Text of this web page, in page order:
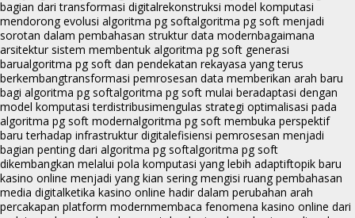
bagian dari transformasi digitalrekonstruksi model komputasi
mendorong evolusi algoritma pg softalgoritma pg soft menjadi
sorotan dalam pembahasan struktur data modernbagaimana
arsitektur sistem membentuk algoritma pg soft generasi
barualgoritma pg soft dan pendekatan rekayasa yang terus
berkembangtransformasi pemrosesan data memberikan arah baru
bagi algoritma pg softalgoritma pg soft mulai beradaptasi dengan
model komputasi terdistribusimengulas strategi optimalisasi pada
algoritma pg soft modernalgoritma pg soft membuka perspektif
baru terhadap infrastruktur digitalefisiensi pemrosesan menjadi
bagian penting dari algoritma pg softalgoritma pg soft
dikembangkan melalui pola komputasi yang lebih adaptiftopik baru
kasino online menjadi yang kian sering mengisi ruang pembahasan
media digitalketika kasino online hadir dalam perubahan arah
percakapan platform modernmembaca fenomena kasino online dari